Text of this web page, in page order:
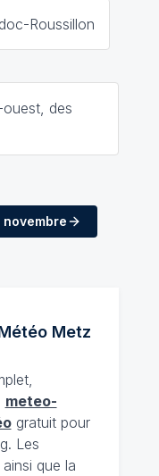
Roussillon
des
novembre
Metz
meteo-
gratuit pour
Les
que la